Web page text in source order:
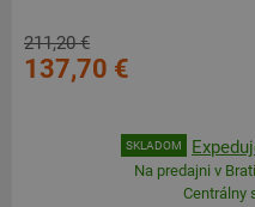
211,20 €
137,70 €
SKLADOM
Na predajni v
Centrálny